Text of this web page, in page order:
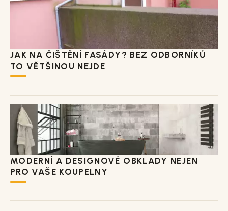
JAK NA ČIŠTĚNÍ FASÁDY? BEZ ODBORNÍKŮ
TO VĚTŠINOU NEJDE
MODERNÍ A DESIGNOVÉ OBKLADY NEJEN
PRO VAŠE KOUPELNY